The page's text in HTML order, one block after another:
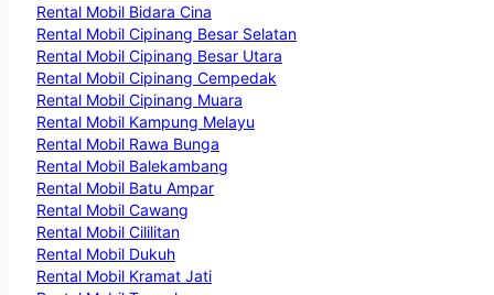
Rental Mobil Bidara Cina
Rental Mobil Cipinang Besar Selatan
Rental Mobil Cipinang Besar Utara
Rental Mobil Cipinang Cempedak
Rental Mobil Cipinang Muara
Rental Mobil Kampung Melayu
Rental Mobil Rawa Bunga
Rental Mobil Balekambang
Rental Mobil Batu Ampar
Rental Mobil Cawang
Rental Mobil Cililitan
Rental Mobil Dukuh
Rental Mobil Kramat Jati